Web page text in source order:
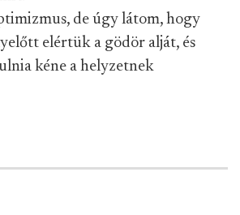
de úgy látom, hogy
elértük a gödör alját, és
kéne a helyzetnek